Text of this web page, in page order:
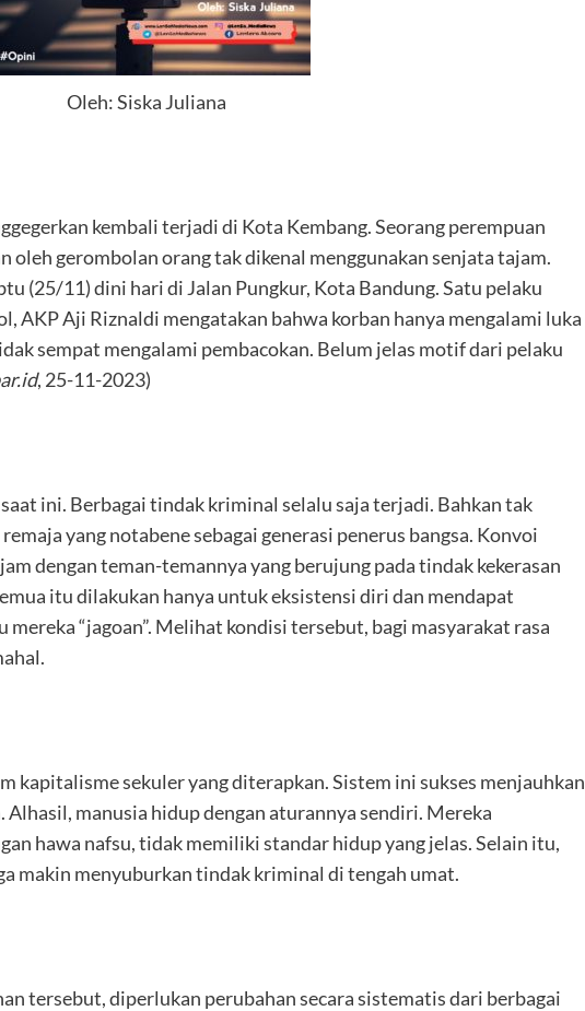
Oleh: Siska Juliana
kembali terjadi di Kota Kembang. Seorang perempuan
oleh gerombolan orang tak dikenal menggunakan senjata tajam.
(25/11) dini hari di Jalan Pungkur, Kota Bandung. Satu pelaku
AKP Aji Riznaldi mengatakan bahwa korban hanya mengalami luka
sempat mengalami pembacokan. Belum jelas motif dari pelaku
, 25-11-2023)
ini. Berbagai tindak kriminal selalu saja terjadi. Bahkan tak
yang notabene sebagai generasi penerus bangsa. Konvoi
dengan teman-temannya yang berujung pada tindak kekerasan
itu dilakukan hanya untuk eksistensi diri dan mendapat
“jagoan”. Melihat kondisi tersebut, bagi masyarakat rasa
kapitalisme sekuler yang diterapkan. Sistem ini sukses menjauhkan
Alhasil, manusia hidup dengan aturannya sendiri. Mereka
hawa nafsu, tidak memiliki standar hidup yang jelas. Selain itu,
makin menyuburkan tindak kriminal di tengah umat.
tersebut, diperlukan perubahan secara sistematis dari berbagai